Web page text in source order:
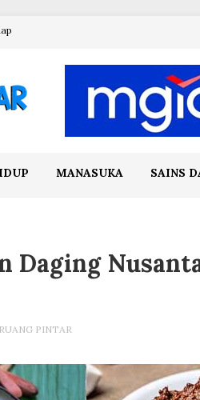
MANASUKA SAINS
Daging
PINTAR